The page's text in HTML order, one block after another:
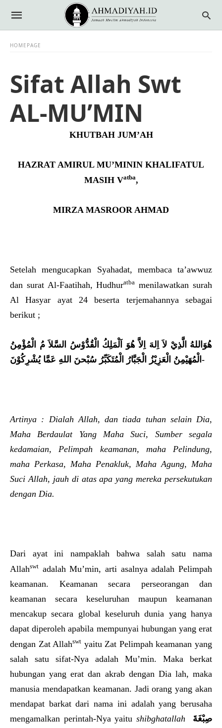
HOMEPAGE
Sifat Allah Swt
AL-MU’MIN
KHUTBAH JUM’AH
HAZRAT AMIRUL MU’MININ KHALIFATUL
MASIH Vatba,
MIRZA MASROOR AHMAD
Setelah mengucapkan Syahadat, membaca ta’awwuz
dan surat Al-Faatihah, Hudhuratba menilawatkan surah
Al Hasyar ayat 24 beserta terjemahannya sebagai
berikut ;
هُوَاللهُ الَّذِيْ لاَ اِلهَ اِلاَّ هُوَ اَلْمَلِكُ الْقُدُّوْسُ السَّلاَ مُ الْمُؤْمِنُ
الْمُهَيْمِنُ الْعَزِيْزُ الْجَبَّارُ الْمُتَكَبِّرُ سُبْحنَ اللهِ عَمَّا يُشْرِكُوْنَ-
Artinya : Dialah Allah, dan tiada tuhan selain Dia,
Maha Berdaulat Yang Maha Suci, Sumber segala
kedamaian, Pelimpah keamanan, maha Pelindung,
maha Perkasa, Maha Penakluk, Maha Agung, Maha
Suci Allah, jauh di atas apa yang mereka persekutukan
dengan Dia.
Dari ayat ini nampaklah bahwa salah satu nama
Allahswt adalah Mu’min, arti asalnya adalah Pelimpah
keamanan. Keamanan secara perseorangan dan
keamanan secara keseluruhan maupun keamanan
mencakup secara global keseluruh dunia yang hanya
dapat diperoleh apabila mempunyai hubungan yang erat
dengan Zat Allahswt yaitu Zat Pelimpah keamanan yang
salah satu sifat-Nya adalah Mu’min. Maka berkat
hubungan yang erat dan akrab dengan Dia lah, maka
manusia mendapatkan keamanan. Jadi orang yang akan
mendapat barkat dari nama ini adalah yang berusaha
mengamalkan perintah-Nya yaitu shibghatallah
صِبْغَةَ